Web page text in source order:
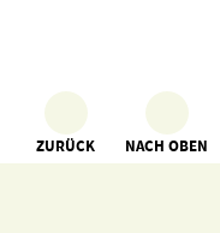
ZURÜCK NACH OBEN